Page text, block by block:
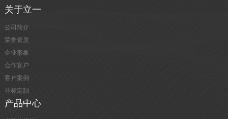
关于立一
公司简介
荣誉资质
企业形象
合作客户
客户案例
非标定制
产品中心